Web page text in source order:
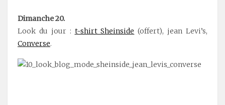
Dimanche 20.
Look du jour : t-shirt Sheinside (offert), jean Levi’s,
Converse.